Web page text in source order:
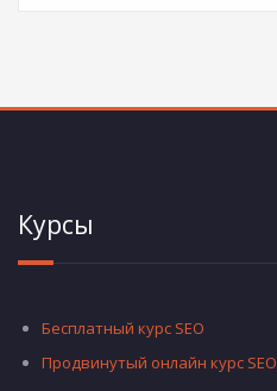
Курсы
Бесплатный курс SEO
Продвинутый онлайн курс SEO